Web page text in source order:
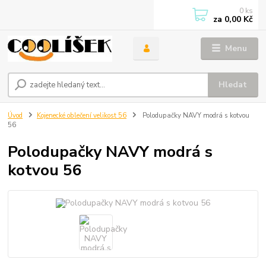
Menu
Hledat
0 ks
za 0,00 Kč
Úvod Kojenecké oblečení velikost 56
Polodupačky NAVY modrá s kotvou
56
Polodupačky NAVY modrá s
kotvou 56